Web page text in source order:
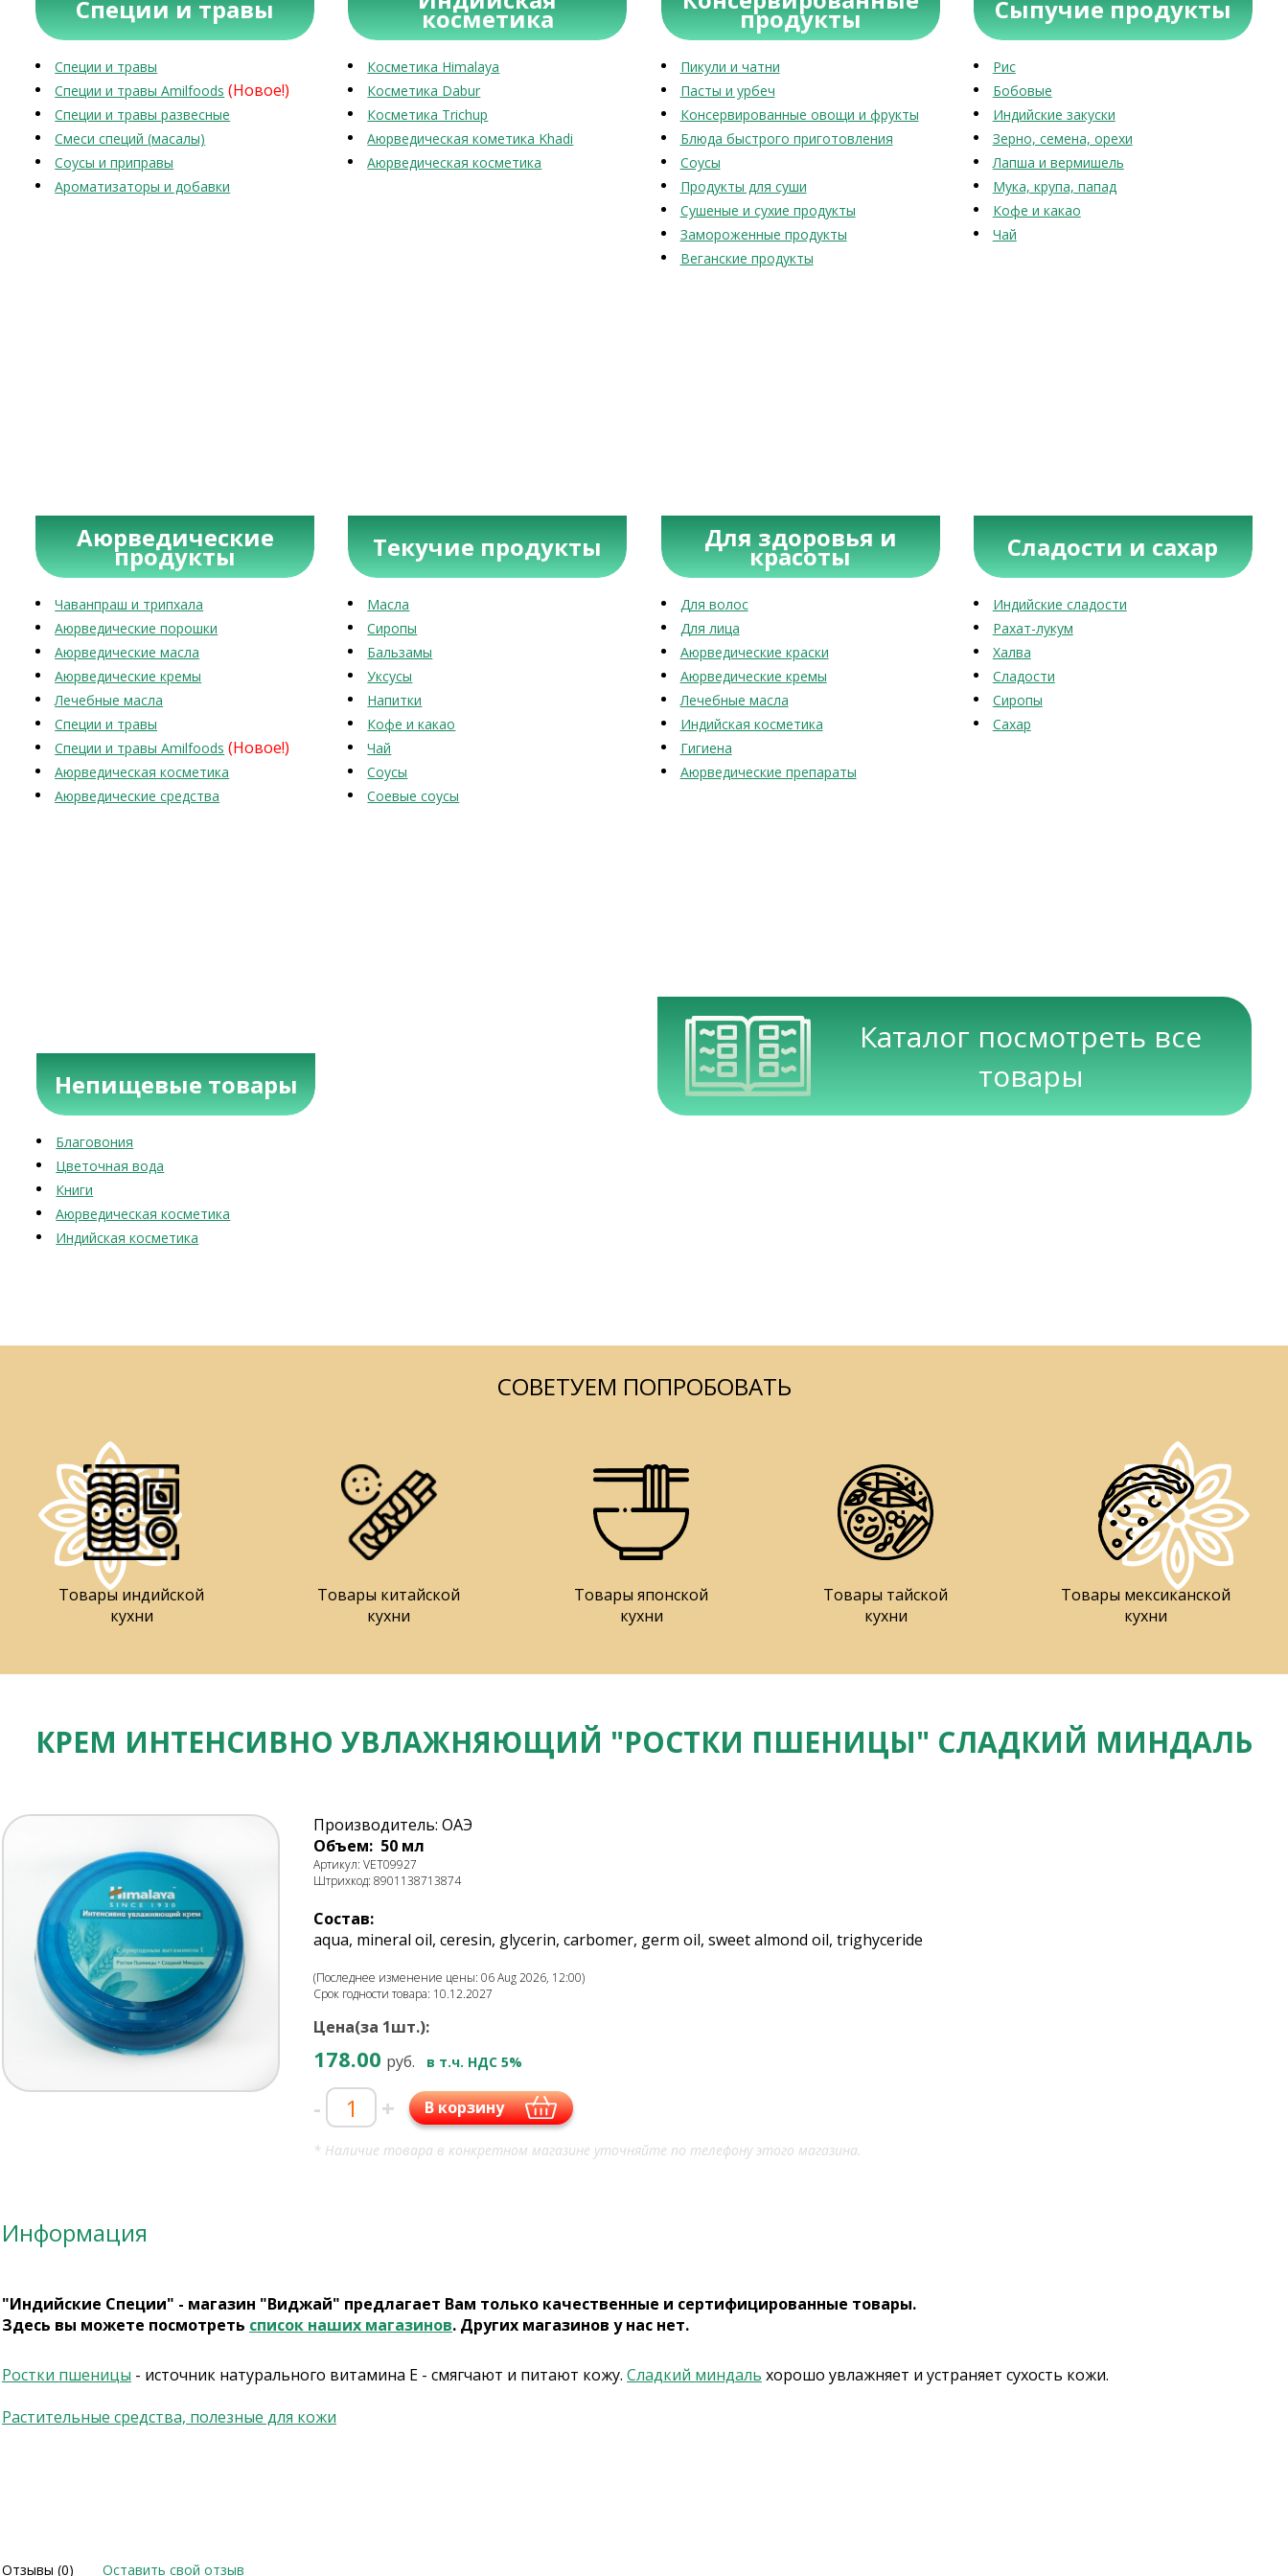
Специи и травы
Специи и травы
Специи и травы Amilfoods (Новое!)
Специи и травы развесные
Смеси специй (масалы)
Соусы и приправы
Ароматизаторы и добавки
косметика
Косметика Himalaya
Косметика Dabur
Косметика Trichup
Аюрведическая кометика Khadi
Аюрведическая косметика
продукты
Пикули и чатни
Пасты и урбеч
Консервированные овощи и фрукты
Блюда быстрого приготовления
Соусы
Продукты для суши
Сушеные и сухие продукты
Замороженные продукты
Веганские продукты
Сыпучие продукты
Рис
Бобовые
Индийские закуски
Зерно, семена, орехи
Лапша и вермишель
Мука, крупа, папад
Кофе и какао
Чай
Аюрведические
продукты
Чаванпраш и трипхала
Аюрведические порошки
Аюрведические масла
Аюрведические кремы
Лечебные масла
Специи и травы
Специи и травы Amilfoods (Новое!)
Аюрведическая косметика
Аюрведические средства
Текучие продукты
Масла
Сиропы
Бальзамы
Уксусы
Напитки
Кофе и какао
Чай
Соусы
Соевые соусы
Для здоровья и
красоты
Для волос
Для лица
Аюрведические краски
Аюрведические кремы
Лечебные масла
Индийская косметика
Гигиена
Аюрведические препараты
Сладости и сахар
Индийские сладости
Рахат-лукум
Халва
Сладости
Сиропы
Сахар
Непищевые товары
Благовония
Цветочная вода
Книги
Аюрведическая косметика
Индийская косметика
Каталог посмотреть все
товары
СОВЕТУЕМ ПОПРОБОВАТЬ
Товары индийской
кухни
Товары китайской
кухни
Товары японской
кухни
Товары тайской
кухни
Товары мексиканской
кухни
КРЕМ ИНТЕНСИВНО УВЛАЖНЯЮЩИЙ "РОСТКИ ПШЕНИЦЫ" СЛАДКИЙ МИНДАЛЬ
Производитель: ОАЭ
Объем: 50 мл
Артикул: VET09927
Штрихкод: 8901138713874
Состав:
aqua, mineral oil, ceresin, glycerin, carbomer, germ oil, sweet almond oil, trighyceride
(Последнее изменение цены: 06 Aug 2026, 12:00)
Срок годности товара: 10.12.2027
Цена(за 1шт.):
178.00 руб. в т.ч. НДС 5%
- + В корзину
* Наличие товара в конкретном магазине уточняйте по телефону этого магазина.
Информация
"Индийские Специи" - магазин "Виджай" предлагает Вам только качественные и сертифицированные товары.
Здесь вы можете посмотреть список наших магазинов. Других магазинов у нас нет.
Ростки пшеницы - источник натурального витамина Е - смягчают и питают кожу. Сладкий миндаль хорошо увлажняет и устраняет сухость кожи.
Растительные средства, полезные для кожи
Отзывы (0) Оставить свой отзыв